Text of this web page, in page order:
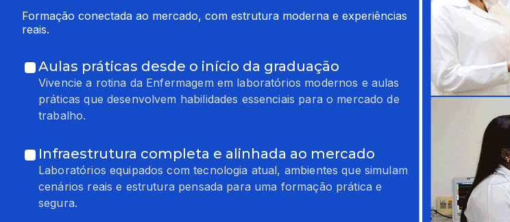
Formação conectada ao mercado, com estrutura moderna e experiências
reais.
Aulas práticas desde o início da graduação
Vivencie a rotina da Enfermagem em laboratórios modernos e aulas
práticas que desenvolvem habilidades essenciais para o mercado de
trabalho.
Infraestrutura completa e alinhada ao mercado
Laboratórios equipados com tecnologia atual, ambientes que simulam
cenários reais e estrutura pensada para uma formação prática e
segura.